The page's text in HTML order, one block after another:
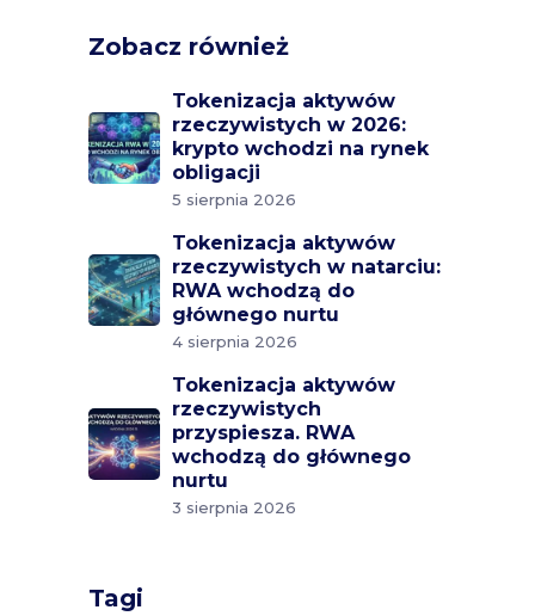
Zobacz również
Tokenizacja aktywów
rzeczywistych w 2026:
krypto wchodzi na rynek
obligacji
5 sierpnia 2026
Tokenizacja aktywów
rzeczywistych w natarciu:
RWA wchodzą do
głównego nurtu
4 sierpnia 2026
Tokenizacja aktywów
rzeczywistych
przyspiesza. RWA
wchodzą do głównego
nurtu
3 sierpnia 2026
Tagi